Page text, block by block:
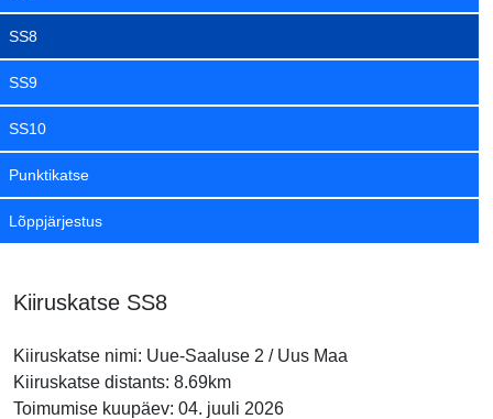
SS8
SS9
SS10
Punktikatse
Lõppjärjestus
Kiiruskatse SS8
Kiiruskatse nimi: Uue-Saaluse 2 / Uus Maa
Kiiruskatse distants: 8.69km
Toimumise kuupäev: 04. juuli 2026